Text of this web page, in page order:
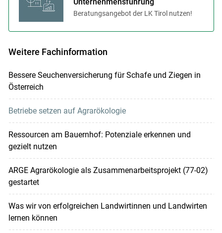
Beratungsangebot der LK Tirol nutzen!
Weitere Fachinformation
Bessere Seuchenversicherung für Schafe und Ziegen in
Österreich
Betriebe setzen auf Agrarökologie
Ressourcen am Bauernhof: Potenziale erkennen und
gezielt nutzen
ARGE Agrarökologie als Zusammenarbeitsprojekt (77-02)
gestartet
Was wir von erfolgreichen Landwirtinnen und Landwirten
lernen können